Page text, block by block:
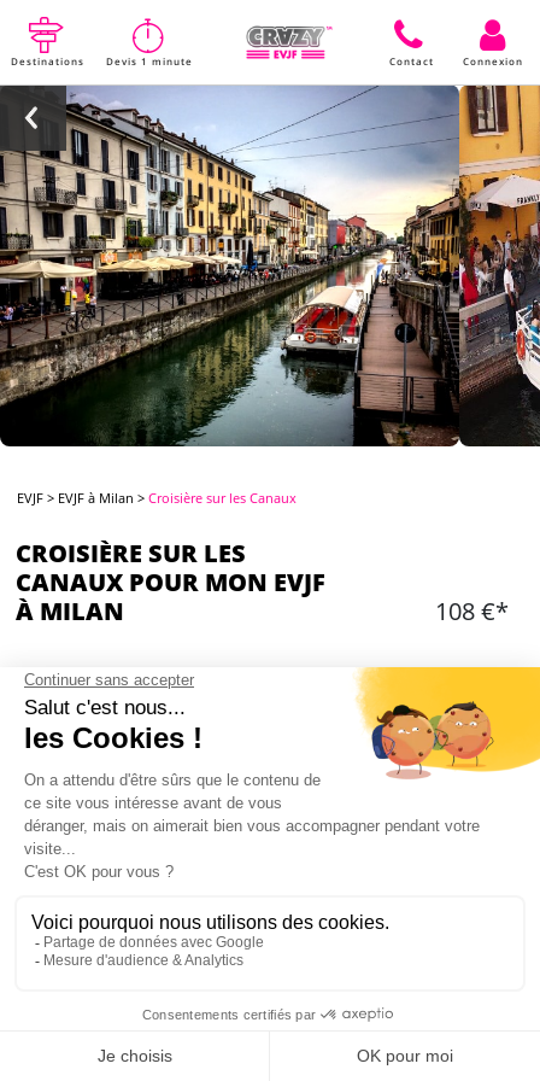
Destinations Devis 1 minute Contact Connexion
EVJF > EVJF à Milan >Croisière sur les Canaux
CROISIÈRE SUR LES
CANAUX POUR MON EVJF
À MILAN
108 €*
CONTENU
1 heure de croisière sur les Navigli de Milan
Skipper
Max 40 personnes
Buffet apéro avec focaccia et grissini, tartines
avec mozzarella et tomates, grana padano,
Mon EVJF à Milan